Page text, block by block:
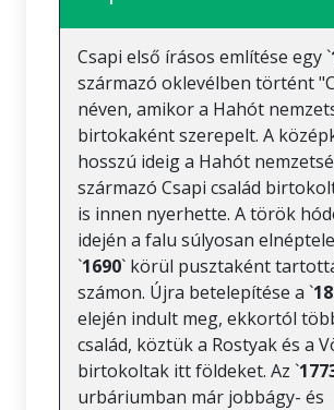
Csapi első írásos említése egy `
származó oklevélben történt
néven, amikor a Hahót
birtokaként szerepelt. A
hosszú ideig a Hahót
származó Csapi család
is innen nyerhette. A török
idején a falu súlyosan
`1690` körül pusztaként
számon. Újra betelepítése a `
elején indult meg, ekkortól
család, köztük a Rostyak és a
birtokoltak itt földeket. Az `
urbáriumban már jobbágy- és